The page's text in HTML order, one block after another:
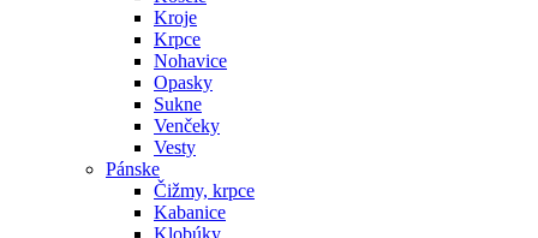
Kroje
Krpce
Nohavice
Opasky
Sukne
Venčeky
Vesty
Pánske
Čižmy, krpce
Kabanice
Klobúky